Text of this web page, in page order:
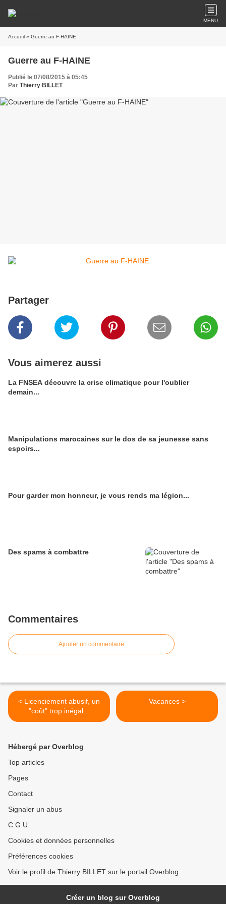
MENU
Accueil » Guerre au F-HAINE
Guerre au F-HAINE
Publié le 07/08/2015 à 05:45
Par Thierry BILLET
Partager
Vous aimerez aussi
La FNSEA découvre la crise climatique pour l'oublier
demain...
Manipulations marocaines sur le dos de sa jeunesse sans
espoirs...
Pour garder mon honneur, je vous rends ma légion...
Des spams à combattre
Commentaires
Ajouter un commentaire
< Licenciement abusif, un
"coût" trop inégal...
Vacances >
Hébergé par Overblog
Top articles
Pages
Contact
Signaler un abus
C.G.U.
Cookies et données personnelles
Préférences cookies
Voir le profil de Thierry BILLET sur le portail Overblog
Créer un blog sur Overblog